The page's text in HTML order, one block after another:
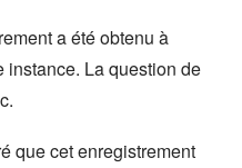
a été obtenu à
instance. La question de
que cet enregistrement